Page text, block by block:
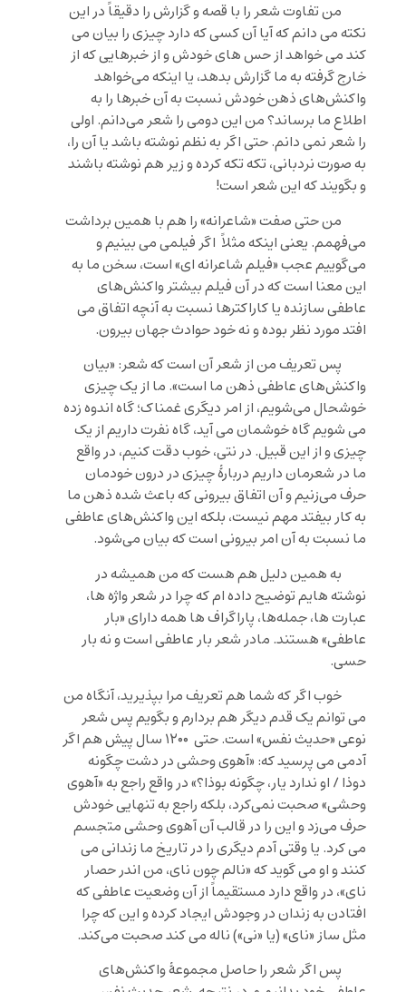
من تفاوت شعر را با قصه و گزارش را دقیقاً در این
نکته می دانم که آیا آن کسی که دارد چیزی را بیان می
کند می خواهد از حس های خودش و از خبرهایی که از
خارج گرفته به ما گزارش بدهد، یا اینکه می‌خواهد
واکنش‌های ذهن خودش نسبت به آن خبرها را به
اطلاع ما برساند؟ من این دومی را شعر می‌دانم. اولی
را شعر نمی دانم. حتی اگر به نظم نوشته باشد یا آن را،
به صورت نردبانی، تکه تکه کرده و زیر هم نوشته باشند
و بگویند که این شعر است!
من حتی صفت «شاعرانه» را هم با همین برداشت
می‌فهمم. یعنی اینکه مثلاً اگر فیلمی می بینیم و
می‌گوییم عجب «فیلم شاعرانه ای» است، سخن ما به
این معنا است که در آن فیلم بیشتر واکنش‌های
عاطفی سازنده یا کاراکترها نسبت به آنچه اتفاق می
افتد مورد نظر بوده و نه خود حوادث جهان بیرون.
پس تعریف من از شعر آن است که شعر: «بیان
واکنش‌های عاطفی ذهن ما است». ما از یک چیزی
خوشحال می‌شویم، از امر دیگری غمناک؛ گاه اندوه زده
می شویم گاه خوشمان می آید، گاه نفرت داریم از یک
چیزی و از این قبیل. در نتی، خوب دقت کنیم، در واقع
ما در شعرمان داریم دربارۀ چیزی در درون خودمان
حرف می‌زنیم و آن اتفاق بیرونی که باعث شده ذهن ما
به کار بیفتد مهم نیست، بلکه این واکنش‌های عاطفی
ما نسبت به آن امر بیرونی است که بیان می‌شود.
به همین دلیل هم هست که من همیشه در
نوشته هایم توضیح داده ام که چرا در شعر واژه ها،
عبارت ها، جمله‌ها، پاراگراف ها همه دارای «بار
عاطفی» هستند. مادر شعر بار عاطفی است و نه بار
حسی.
خوب اگر که شما هم تعریف مرا بپذیرید، آنگاه من
می توانم یک قدم دیگر هم بردارم و بگویم پس شعر
نوعی «حدیث نفس» است. حتی ۱۲۰۰ سال پیش هم اگر
آدمی می پرسید که: «آهوی وحشی در دشت چگونه
دوذا / او ندارد یار، چگونه بوذا؟» در واقع راجع به «آهوی
وحشی» صحبت نمی‌کرد، بلکه راجع به تنهایی خودش
حرف می‌زد و این را در قالب آن آهوی وحشی متجسم
می کرد. یا وقتی آدم دیگری را در تاریخ ما زندانی می
کنند و او می گوید که «نالم چون نای، من اندر حصار
نای»، در واقع دارد مستقیماً از آن وضعیت عاطفی که
افتادن به زندان در وجودش ایجاد کرده و این که چرا
مثل ساز «نای» (یا «نی») ناله می کند صحبت می‌کند.
پس اگر شعر را حاصل مجموعۀ واکنش‌های